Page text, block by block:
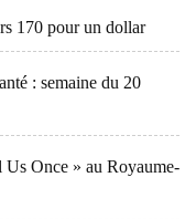
170 pour un dollar
: semaine du 20
Us Once » au Royaume-